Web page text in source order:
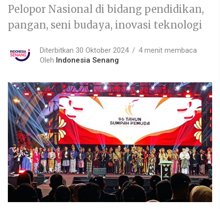
Pelopor Nasional di bidang pendidikan,
pangan, seni budaya, inovasi teknologi
Diterbitkan 30 Oktober 2024
4 menit membaca
Oleh Indonesia Senang